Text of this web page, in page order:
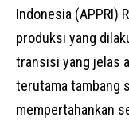
Indonesia (APPRI)
produksi yang
transisi yang jelas
terutama tambang
mempertahankan